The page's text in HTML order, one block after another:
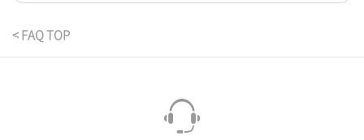
< FAQ TOP